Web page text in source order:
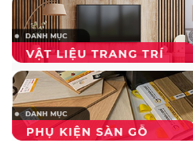
25 x 140 x 2200mm
25 x 140 x 2900mm
22 x 140 x 2400mm
20 x 140 x 2900mm